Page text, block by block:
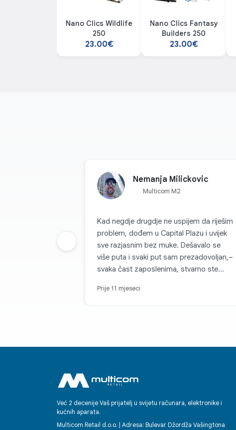
Nano Clics Wildlife
250
23.00€
Nano Clics Fantasy
Builders 250
23.00€
Nemanja Milickovic
Multicom M2
Kad negdje drugdje ne uspijem da riješim
problem, dođem u Capital Plazu i uvijek
sve razjasnim bez muke. Dešavalo se
više puta i svaki put sam prezadovoljan,–
svaka čast zaposlenima, stvarno ste
Prije 11 mjeseci
Prethodna grupa
Već 2 decenije Vaš prijatelj u svijetu računara, elektronike i
kućnih aparata.
Multicom Retail d.o.o. | Adresa: Bulevar Džordža Vašingtona